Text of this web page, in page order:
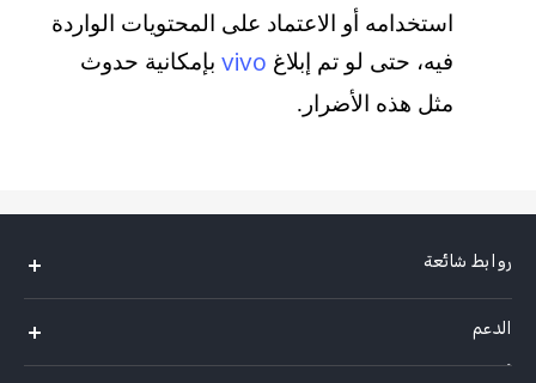
استخدامه أو الاعتماد على المحتويات الواردة
فيه، حتى لو تم إبلاغ vivoبإمكانية حدوث
مثل هذه الأضرار.
روابط شائعة
Y31d
الدعم